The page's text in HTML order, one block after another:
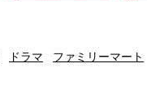
ドラマ ファミリーマート